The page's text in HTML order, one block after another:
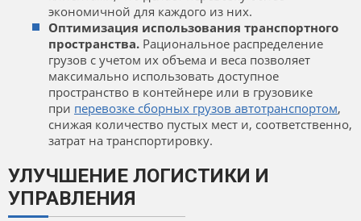
экономичной для каждого из них.
Оптимизация использования транспортного
пространства. Рациональное распределение
грузов с учетом их объема и веса позволяет
максимально использовать доступное
пространство в контейнере или в грузовике
при перевозке сборных грузов автотранспортом,
снижая количество пустых мест и, соответственно,
затрат на транспортировку.
УЛУЧШЕНИЕ ЛОГИСТИКИ И
УПРАВЛЕНИЯ